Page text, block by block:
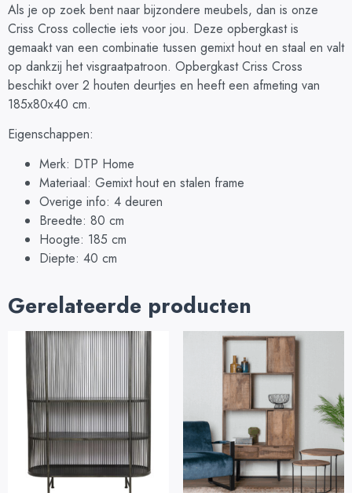
Als je op zoek bent naar bijzondere meubels, dan is onze
Criss Cross collectie iets voor jou. Deze opbergkast is
gemaakt van een combinatie tussen gemixt hout en staal en valt
op dankzij het visgraatpatroon. Opbergkast Criss Cross
beschikt over 2 houten deurtjes en heeft een afmeting van
185x80x40 cm.
Eigenschappen:
Merk: DTP Home
Materiaal: Gemixt hout en stalen frame
Overige info: 4 deuren
Breedte: 80 cm
Hoogte: 185 cm
Diepte: 40 cm
Gerelateerde producten